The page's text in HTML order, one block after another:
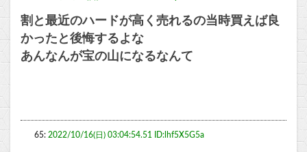
割と最近のハードが高く売れるの当時買えば良
かったと後悔するよな
あんなんが宝の山になるなんて
65: 2022/10/16(日) 03:04:54.51 ID:lhf5X5G5a